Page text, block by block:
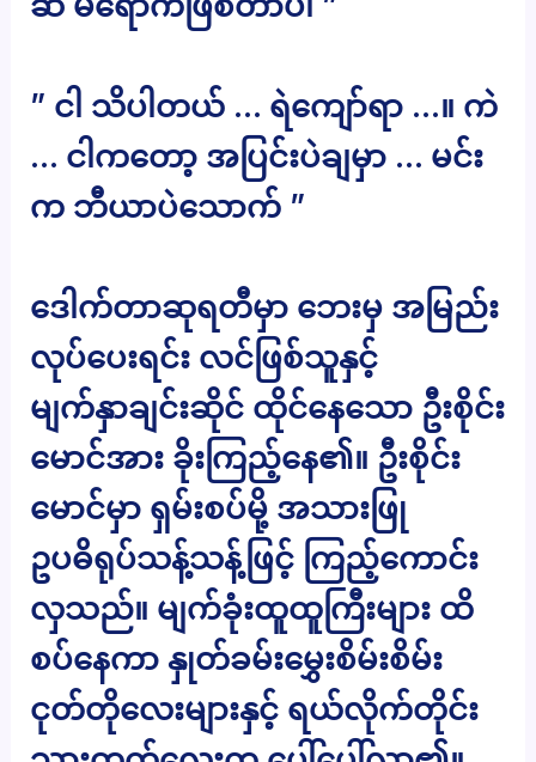
” ငါ သိပါတယ် … ရဲကျော်ရာ …။ ကဲ
… ငါကတော့ အပြင်းပဲချမှာ … မင်း
က ဘီယာပဲသောက် ”
ဒေါက်တာဆုရတီမှာ ဘေးမှ အမြည်း
လုပ်ပေးရင်း လင်ဖြစ်သူနှင့်
မျက်နှာချင်းဆိုင် ထိုင်နေသော ဦးစိုင်း
မောင်အား ခိုးကြည့်နေ၏။ ဦးစိုင်း
မောင်မှာ ရှမ်းစပ်မို့ အသားဖြု
ဥပဓိရုပ်သန့်သန့်ဖြင့် ကြည့်ကောင်း
လှသည်။ မျက်ခုံးထူထူကြီးများ ထိ
စပ်နေကာ နှုတ်ခမ်းမွှေးစိမ်းစိမ်း
ငုတ်တိုလေးများနှင့် ရယ်လိုက်တိုင်း